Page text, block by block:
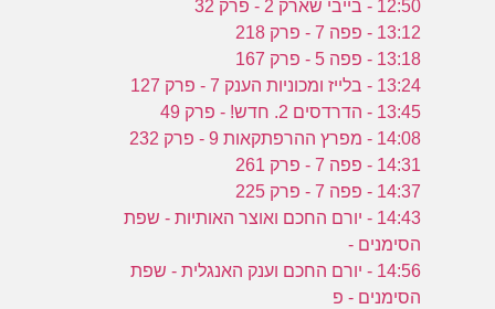
12:50 - בייבי שארק 2 - פרק 32
13:12 - פפה 7 - פרק 218
13:18 - פפה 5 - פרק 167
13:24 - בלייז ומכוניות הענק 7 - פרק 127
13:45 - הדרדסים 2. חדש! - פרק 49
14:08 - מפרץ ההרפתקאות 9 - פרק 232
14:31 - פפה 7 - פרק 261
14:37 - פפה 7 - פרק 225
14:43 - יורם החכם ואוצר האותיות - שפת
הסימנים -
14:56 - יורם החכם וענק האנגלית - שפת
הסימנים - פ